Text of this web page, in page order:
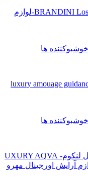
ها
ها